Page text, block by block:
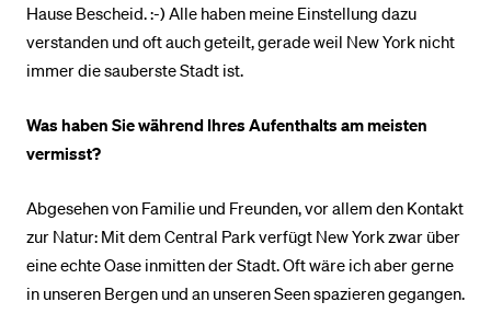
Hause Bescheid. :-) Alle haben meine Einstellung dazu
verstanden und oft auch geteilt, gerade weil New York nicht
immer die sauberste Stadt ist.
Was haben Sie während Ihres Aufenthalts am meisten
vermisst?
Abgesehen von Familie und Freunden, vor allem den Kontakt
zur Natur: Mit dem Central Park verfügt New York zwar über
eine echte Oase inmitten der Stadt. Oft wäre ich aber gerne
in unseren Bergen und an unseren Seen spazieren gegangen.